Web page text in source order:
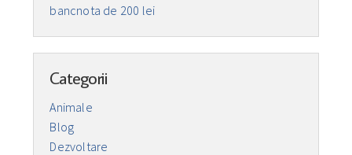
bancnota de 200 lei
Categorii
Animale
Blog
Dezvoltare